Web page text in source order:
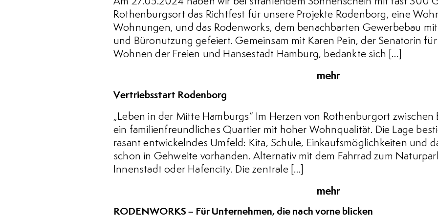
Rothenburgsort das Richtfest für unsere Projekte Rodenborg, eine
Wohnungen, und das Rodenworks, dem benachbarten Gewerbebau
und Büronutzung gefeiert. Gemeinsam mit Karen Pein, der Senatorin
Wohnen der Freien und Hansestadt Hamburg, bedankte sich […]
mehr
Vertriebsstart Rodenborg
„Leben in der Mitte Hamburgs“ Im Herzen von Rothenburgort
ein familienfreundliches Quartier mit hoher Wohnqualität. Die Lage
rasant entwickelndes Umfeld: Kita, Schule, Einkaufsmöglichkeiten und
schon in Gehweite vorhanden. Alternativ mit dem Fahrrad zum
Innenstadt oder Hafencity. Die zentrale […]
mehr
RODENWORKS – Für Unternehmen, die nach vorne blicken